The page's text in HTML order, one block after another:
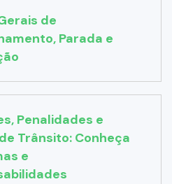
de
Parada e
Penalidades e
Trânsito: Conheça
e